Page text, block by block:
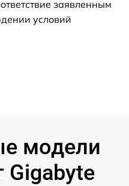
заявленным
условий
модели
Gigabyte